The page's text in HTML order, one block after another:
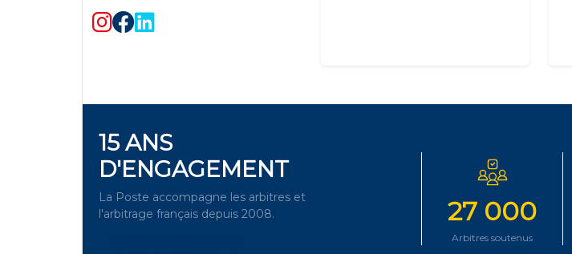
15 ANS
D'ENGAGEMENT
La Poste accompagne les arbitres et
l'arbitrage français depuis 2008.
27 000
Arbitres soutenus